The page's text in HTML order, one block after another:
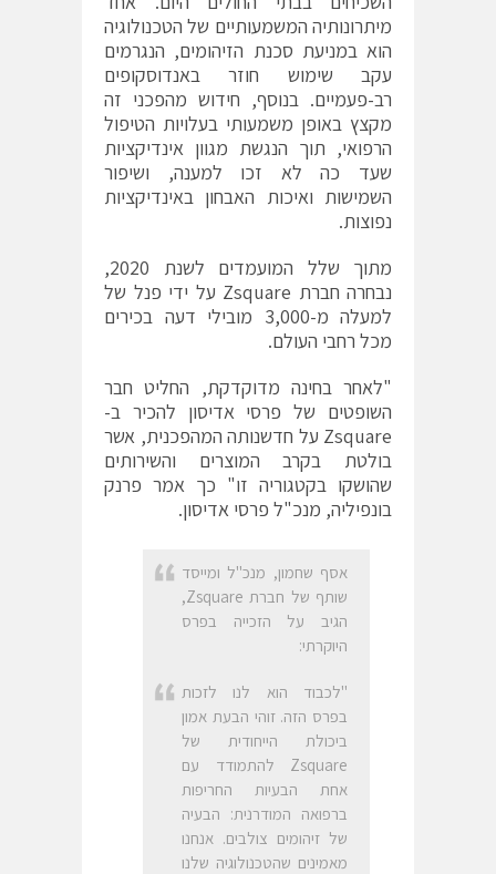
מיתרונותיה המשמעותיים של הטכנולוגיה
הוא במניעת סכנת הזיהומים, הנגרמים
עקב שימוש חוזר באנדוסקופים
רב-פעמיים. בנוסף, חידוש מהפכני זה
מקצץ באופן משמעותי בעלויות הטיפול
הרפואי, תוך הנגשת מגוון אינדיקציות
שעד כה לא זכו למענה, ושיפור
השמישות ואיכות האבחון באינדיקציות
נפוצות.
מתוך שלל המועמדים לשנת 2020,
נבחרה חברת Zsquare על ידי פנל של
למעלה מ-3,000 מובילי דעה בכירים
מכל רחבי העולם.
"לאחר בחינה מדוקדקת, החליט חבר
השופטים של פרסי אדיסון להכיר ב-
Zsquare על חדשנותה המהפכנית, אשר
בולטת בקרב המוצרים והשירותים
שהושקו בקטגוריה זו" כך אמר פרנק
בונפיליה, מנכ"ל פרסי אדיסון.
אסף שחמון, מנכ"ל ומייסד
שותף של חברת Zsquare,
הגיב על הזכייה בפרס
היוקרתי:
"לכבוד הוא לנו לזכות
בפרס הזה. זוהי הבעת אמון
ביכולת הייחודית של
Zsquare להתמודד עם
אחת הבעיות החריפות
ברפואה המודרנית: הבעיה
של זיהומים צולבים. אנחנו
מאמינים שהטכנולוגיה שלנו